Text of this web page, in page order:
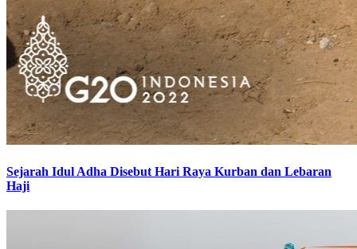
Sejarah Idul Adha Disebut Hari Raya Kurban dan Lebaran
Haji